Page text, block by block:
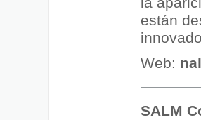
están
Web:
SALM